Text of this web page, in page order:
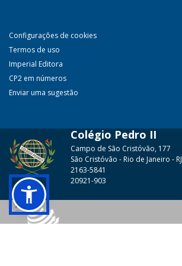
Configurações de cookies
Termos de uso
Imperial Editora
CP2 em números
Enviar uma sugestão
Colégio Pedro II
Campo de São Cristóvão, 177
São Cristóvão - Rio de Janeiro - RJ
2163-5841
20921-903